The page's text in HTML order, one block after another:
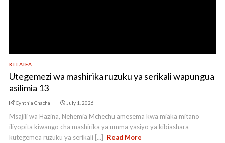
KITAIFA
Utegemezi wa mashirika ruzuku ya serikali wapungua
asilimia 13
Cynthia Chacha July 1, 2026
Msajili wa Hazina, Nehemia Mchechu amesema kwa miaka mitano
iliyopita kiwango cha mashirika ya umma yasiyo ya kibiashara
kutegemea ruzuku ya serikali [...]
Read More